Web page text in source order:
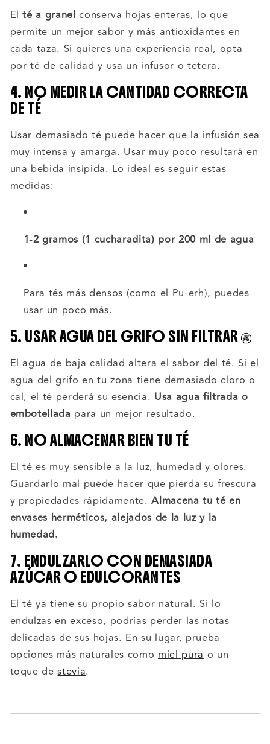
Elté a granel conserva hojas enteras, lo que
permite un mejor sabor y más antioxidantes en
cada taza. Si quieres una experiencia real, opta
por té de calidad y usa un infusor o tetera.
4. NO MEDIR LA CANTIDAD CORRECTA
DE TÉ
Usar demasiado té puede hacer que la infusión sea
muy intensa y amarga. Usar muy poco resultará en
una bebida insípida. Lo ideal es seguir estas
medidas:
1-2 gramos (1 cucharadita) por 200 ml de agua
Para tés más densos (como el Pu-erh), puedes
usar un poco más.
5. USAR AGUA DEL GRIFO SIN FILTRAR 🚱
El agua de baja calidad altera el sabor del té. Si el
agua del grifo en tu zona tiene demasiado cloro o
cal, el té perderá su esencia. Usa agua filtrada o
embotellada para un mejor resultado.
6. NO ALMACENAR BIEN TU TÉ
El té es muy sensible a la luz, humedad y olores.
Guardarlo mal puede hacer que pierda su frescura
y propiedades rápidamente.Almacena tu té en
envases herméticos, alejados de la luz y la
humedad.
7. ENDULZARLO CON DEMASIADA
AZÚCAR O EDULCORANTES
El té ya tiene su propio sabor natural. Si lo
endulzas en exceso, podrías perder las notas
delicadas de sus hojas. En su lugar, prueba
opciones más naturales como miel purao un
toque destevia.